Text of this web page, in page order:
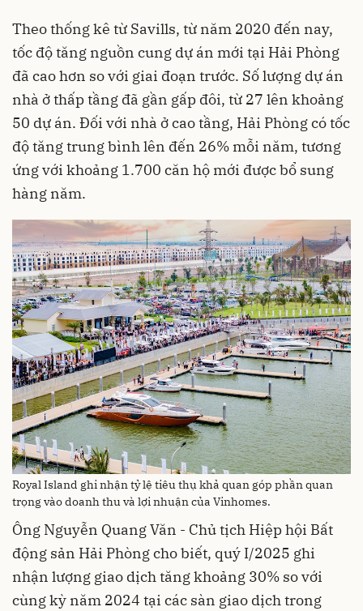
Theo thống kê từ Savills, từ năm 2020 đến nay,
tốc độ tăng nguồn cung dự án mới tại Hải Phòng
đã cao hơn so với giai đoạn trước. Số lượng dự án
nhà ở thấp tầng đã gần gấp đôi, từ 27 lên khoảng
50 dự án. Đối với nhà ở cao tầng, Hải Phòng có tốc
độ tăng trung bình lên đến 26% mỗi năm, tương
ứng với khoảng 1.700 căn hộ mới được bổ sung
hàng năm.
Royal Island ghi nhận tỷ lệ tiêu thụ khả quan góp phần quan
trọng vào doanh thu và lợi nhuận của Vinhomes.
Ông Nguyễn Quang Văn - Chủ tịch Hiệp hội Bất
động sản Hải Phòng cho biết, quý I/2025 ghi
nhận lượng giao dịch tăng khoảng 30% so với
cùng kỳ năm 2024 tại các sàn giao dịch trong